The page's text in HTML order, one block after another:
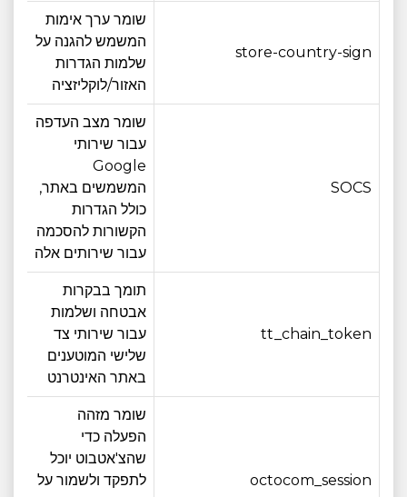
store-country-sign
שומר ערך אימות
המשמש להגנה על
שלמות הגדרות
האזור/לוקליזציה
SOCS
שומר מצב העדפה
עבור שירותי
Google
המשמשים באתר,
כולל הגדרות
הקשורות להסכמה
עבור שירותים אלה
tt_chain_token
תומך בבקרות
אבטחה ושלמות
עבור שירותי צד
שלישי המוטענים
באתר האינטרנט
octocom_session
שומר מזהה
הפעלה כדי
שהצ'אטבוט יוכל
לתפקד ולשמור על